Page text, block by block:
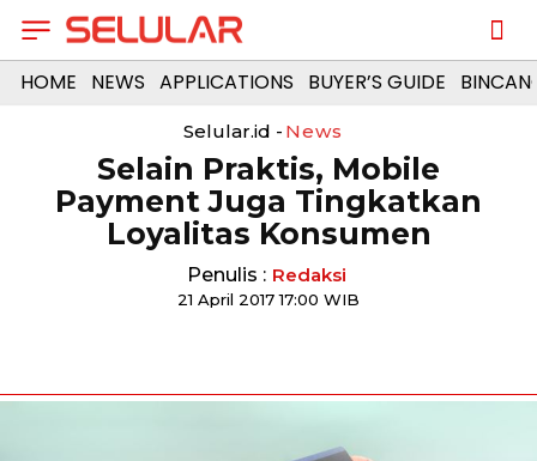
HOME NEWS APPLICATIONS BUYER’S GUIDE
Selular.id - News
Selain Praktis, Mobile
Payment Juga Tingkatkan
Loyalitas Konsumen
Penulis : Redaksi
21 April 2017 17:00 WIB